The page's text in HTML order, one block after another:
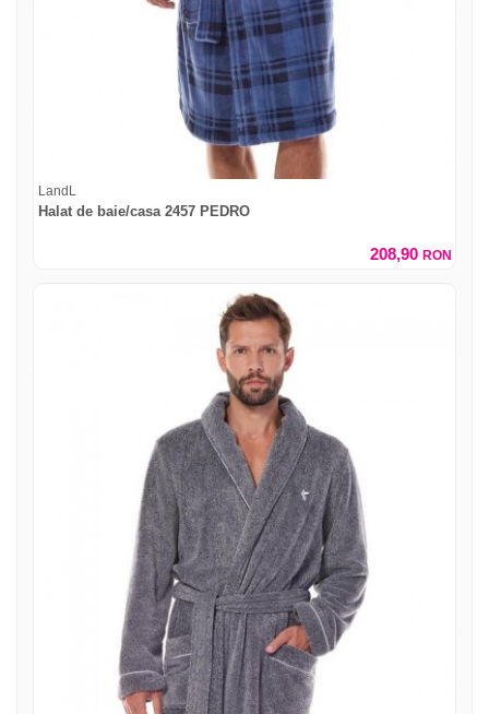
LandL
Halat de baie/casa 2457 PEDRO
208,90 RON